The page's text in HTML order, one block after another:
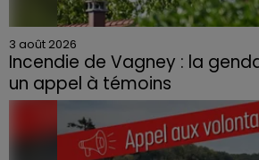
3 août 2026
Incendie de Vagney : la
un appel à témoins
Le feu, parti d'une haie avant de se
quartier résidentiel, avait détruit
contraint à l'évacuation d'une